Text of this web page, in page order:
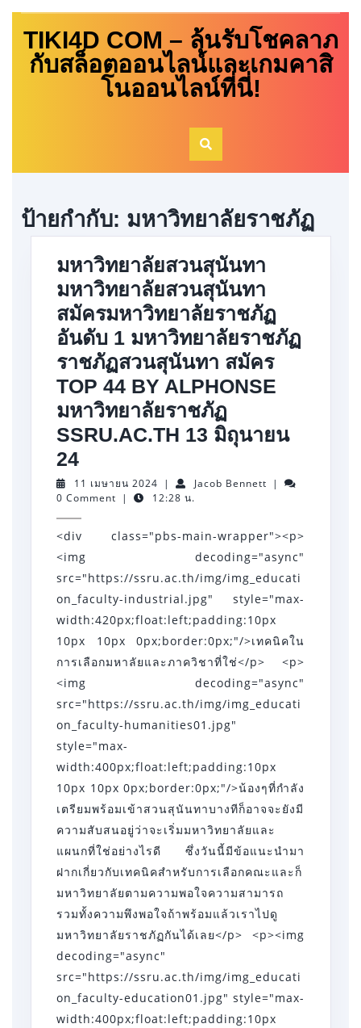
content
TIKI4D COM – ลุ้นรับโชคลาภ
กับสล็อตออนไลน์และเกมคาสิ
โนออนไลน์ที่นี่!
ป้ายกำกับ: มหาวิทยาลัยราชภัฏ
มหาวิทยาลัยสวนสุนันทา
มหาวิทยาลัยสวนสุนันทา
สมัครมหาวิทยาลัยราชภัฏ
อันดับ 1 มหาวิทยาลัยราชภัฏ
ราชภัฏสวนสุนันทา สมัคร
TOP 44 BY ALPHONSE
มหาวิทยาลัยราชภัฏ
SSRU.AC.TH 13 มิถุนายน
24มหาวิทยาลัย
สวนสุนันทา
มหาวิทยาลัย
สวนสุนันทา
สมัคร
มหาวิทยาลัย
ราชภัฏ
อันดับ
1
มหาวิทยาลัย
ราชภัฏ
ราชภัฏ
สวนสุนันทา
สมัคร
TOP
44
BY
ALPHONSE
มหาวิทยาลัย
ราชภัฏ
SSRU.AC.TH
13
มิถุนายน
24
11 เมษายน 202411
เมษายน
| Jacob BennettJacob
|
0 Comment | 12:28 น.
<div class="pbs-main-wrapper"><p>
<img decoding="async"
src="https://ssru.ac.th/img/img_educati
on_faculty-industrial.jpg" style="max-
width:420px;float:left;padding:10px
10px 10px 0px;border:0px;"/>เทคนิคใน
การเลือกมหาลัยและภาควิชาที่ใช่</p> <p>
<img decoding="async"
src="https://ssru.ac.th/img/img_educati
on_faculty-humanities01.jpg"
style="max-
width:400px;float:left;padding:10px
10px 10px 0px;border:0px;"/>น้องๆที่กำลัง
เตรียมพร้อมเข้าสวนสุนันทาบางทีก็อาจจะยังมี
ความสับสนอยู่ว่าจะเริ่มมหาวิทยาลัยและ
แผนกที่ใช่อย่างไรดี ซึ่งวันนี้มีข้อแนะนำมา
ฝากเกี่ยวกับเทคนิคสำหรับการเลือกคณะและก็
มหาวิทยาลัยตามความพอใจความสามารถ
รวมทั้งความพึงพอใจถ้าพร้อมแล้วเราไปดู
มหาวิทยาลัยราชภัฏกันได้เลย</p> <p><img
decoding="async"
src="https://ssru.ac.th/img/img_educati
on_faculty-education01.jpg" style="max-
width:400px;float:left;padding:10px